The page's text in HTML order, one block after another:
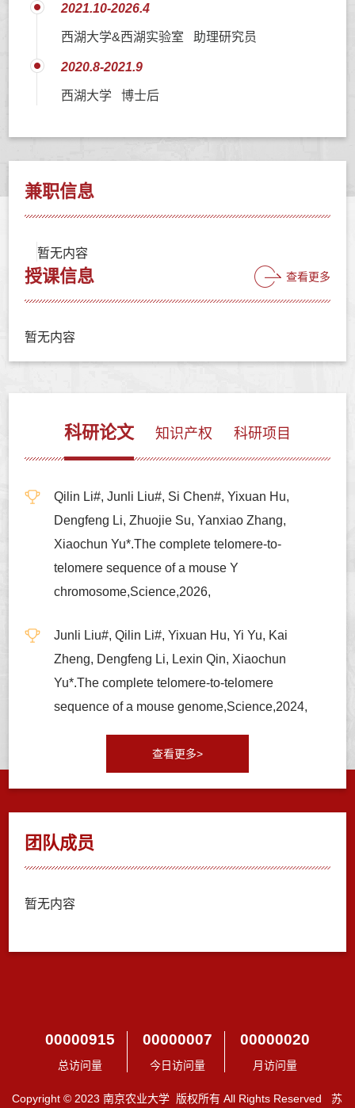
2021.10-2026.4
西湖大学&西湖实验室 助理研究员
2020.8-2021.9
西湖大学 博士后
兼职信息
暂无内容
授课信息 查看更多
暂无内容
科研论文 知识产权 科研项目
Qilin Li#, Junli Liu#, Si Chen#, Yixuan Hu,
Dengfeng Li, Zhuojie Su, Yanxiao Zhang,
Xiaochun Yu*.The complete telomere-to-
telomere sequence of a mouse Y
chromosome,Science,2026,
Junli Liu#, Qilin Li#, Yixuan Hu, Yi Yu, Kai
Zheng, Dengfeng Li, Lexin Qin, Xiaochun
Yu*.The complete telomere-to-telomere
sequence of a mouse genome,Science,2024,
查看更多>
团队成员
暂无内容
00000915
总访问量
00000007
今日访问量
00000020
月访问量
Copyright © 2023 南京农业大学 版权所有 All Rights Reserved 苏